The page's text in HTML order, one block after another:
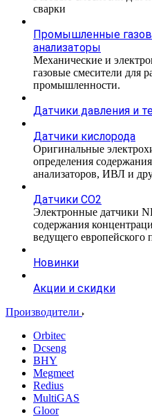
сварки
Промышленные
анализаторы
Механические и
газовые смесители для
промышленности.
Датчики давления и
Датчики кислорода
Оригинальные
определения
анализаторов, ИВЛ и
Датчики CO2
Электронные датчики
содержания
ведущего европейского
Новинки
Акции и скидки
Производители
Orbitec
Dcseng
BHY
Megmeet
Redius
MultiGAS
Gloor